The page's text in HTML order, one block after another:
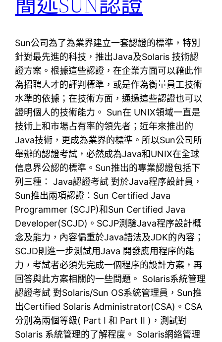
Sun公司為了為業界建立一套認證的標準，特別
針對最先進的科技，推出Java及Solaris 技術認
證方案。根據這些認證，在企業方面可以藉此作
為招聘人才的評判標準，或是作為衡量員工技術
水準的依據；在技術方面，通過這些認證也可以
證明個人的技術能力。 Sun在 UNIX領域一直是
技術上和市場占有率的領先者；近年來推出的
Java技術，更成為業界的標準。所以Sun公司所
舉辦的認證考試，必然成為Java和UNIX在全球
信息界公認的標準。Sun推出的專業認證包括下
列三種： Java認證考試 對於Java程序設計員，
Sun推出兩項認證：Sun Certified Java
Programmer (SCJP)和Sun Certified Java
Developer(SCJD)。SCJP測驗Java程序設計概
念及能力，內容偏重於Java語法及JDK的內容；
SCJD則進一步測試用Java 開發應用程序的能
力，考試者必須先完成一個程序的設計方案，再
回答與此方案相關的一些問題。 Solaris系統管理
認證考試 對Solaris/Sun OS系統管理員，Sun推
出Certified Solaris Administrator(CSA)。CSA
分別為兩個等級( Part I 和 Part II )，測試對
Solaris 系統管理的了解程度。 Solaris網絡管理